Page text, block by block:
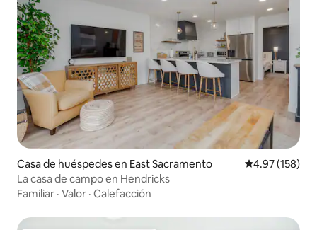
Casa de huéspedes en East Sacramento Calificación
4.97 (158)
La casa de campo en Hendricks
Familiar · Valor · Calefacción